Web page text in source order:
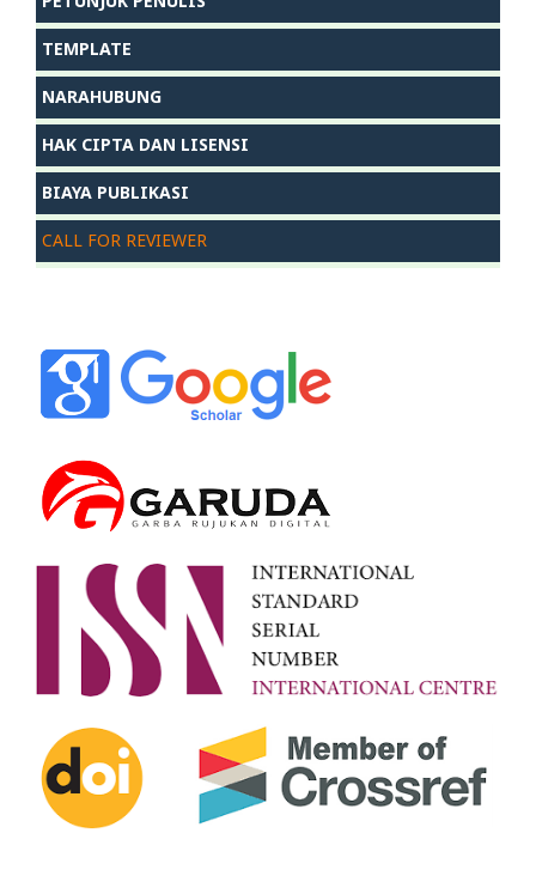
TEMPLATE
NARAHUBUNG
HAK CIPTA DAN LISENSI
BIAYA PUBLIKASI
CALL FOR REVIEWER